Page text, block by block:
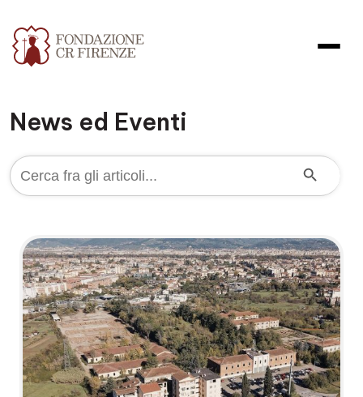
News ed Eventi
Search
for:
Search Button